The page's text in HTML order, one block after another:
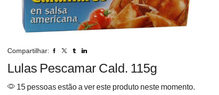
Compartilhar:
Lulas Pescamar Cald. 115g
15 pessoas estão a ver este produto neste momento.